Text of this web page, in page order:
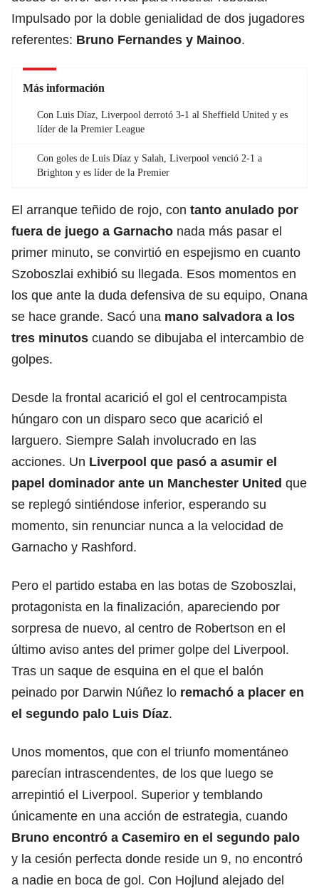
Impulsado por la doble genialidad de dos jugadores
referentes: Bruno Fernandes y Mainoo.
Más información
Con Luis Díaz, Liverpool derrotó 3-1 al Sheffield United y es
líder de la Premier League
Con goles de Luis Díaz y Salah, Liverpool venció 2-1 a
Brighton y es líder de la Premier
El arranque teñido de rojo, con tanto anulado por
fuera de juego a Garnacho nada más pasar el
primer minuto, se convirtió en espejismo en cuanto
Szoboszlai exhibió su llegada. Esos momentos en
los que ante la duda defensiva de su equipo, Onana
se hace grande. Sacó una mano salvadora a los
tres minutos cuando se dibujaba el intercambio de
golpes.
Desde la frontal acarició el gol el centrocampista
húngaro con un disparo seco que acarició el
larguero. Siempre Salah involucrado en las
acciones. Un Liverpool que pasó a asumir el
papel dominador ante un Manchester United que
se replegó sintiéndose inferior, esperando su
momento, sin renunciar nunca a la velocidad de
Garnacho y Rashford.
Pero el partido estaba en las botas de Szoboszlai,
protagonista en la finalización, apareciendo por
sorpresa de nuevo, al centro de Robertson en el
último aviso antes del primer golpe del Liverpool.
Tras un saque de esquina en el que el balón
peinado por Darwin Núñez lo remachó a placer en
el segundo palo Luis Díaz.
Unos momentos, que con el triunfo momentáneo
parecían intrascendentes, de los que luego se
arrepintió el Liverpool. Superior y temblando
únicamente en una acción de estrategia, cuando
Bruno encontró a Casemiro en el segundo palo
y la cesión perfecta donde reside un 9, no encontró
a nadie en boca de gol. Con Hojlund alejado del